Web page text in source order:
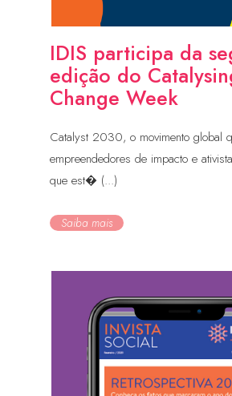
IDIS participa da
edição do
Change Week
Catalyst 2030, o movimento global
empreendedores de impacto e
que est� (...)
Saiba mais